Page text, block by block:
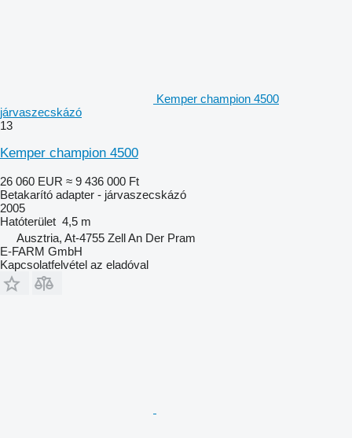
Kemper champion 4500
járvaszecskázó
13
Kemper champion 4500
26 060 EUR ≈ 9 436 000 Ft
Betakarító adapter - járvaszecskázó
2005
Hatóterület 4,5 m
Ausztria, At-4755 Zell An Der Pram
E-FARM GmbH
Kapcsolatfelvétel az eladóval